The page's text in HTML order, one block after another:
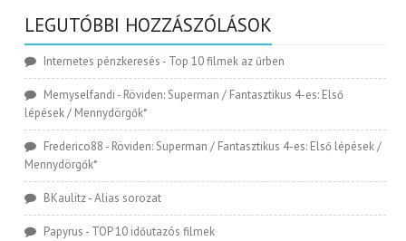
LEGUTÓBBI HOZZÁSZÓLÁSOK
Internetes pénzkeresés - Top 10 filmek az űrben
Memyselfandi - Röviden: Superman / Fantasztikus 4-es: Első
lépések / Mennydörgők*
Frederico88 - Röviden: Superman / Fantasztikus 4-es: Első lépések /
Mennydörgők*
BKaulitz-Alias sorozat
Papyrus - TOP 10 időutazós filmek